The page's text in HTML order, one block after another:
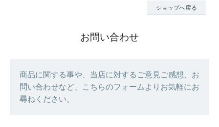
ショップへ戻る
お問い合わせ
商品に関する事や、当店に対するご意見ご感想、お
問い合わせなど、こちらのフォームよりお気軽にお
尋ねください。